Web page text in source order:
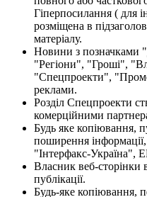
Гіперпосилання ( для
розміщена в
матеріалу.
Новини з позначками
"Регіони", "Гроші",
"Спецпроекти",
реклами.
Розділ Спецпроекти
комерційними
Будь яке копіювання,
поширення
"Інтерфакс-Україна",
Власник веб-сторінки
публікації.
Будь-яке копіювання,